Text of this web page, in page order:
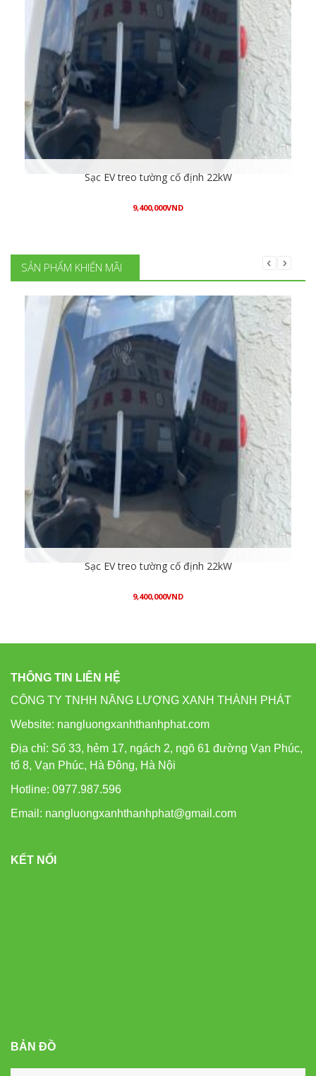
Sạc EV treo tường cố định 22kW
9,400,000VND
SẢN PHẨM KHIẾN MÃI
Sạc EV treo tường cố định 22kW
9,400,000VND
THÔNG TIN LIÊN HỆ
CÔNG TY TNHH NĂNG LƯỢNG XANH THÀNH PHÁT
Website: nangluongxanhthanhphat.com
Địa chỉ: Số 33, hẻm 17, ngách 2, ngõ 61 đường Vạn Phúc,
tổ 8, Vạn Phúc, Hà Đông, Hà Nội
Hotline: 0977.987.596
Email: nangluongxanhthanhphat@gmail.com
KẾT NỐI
BẢN ĐỒ